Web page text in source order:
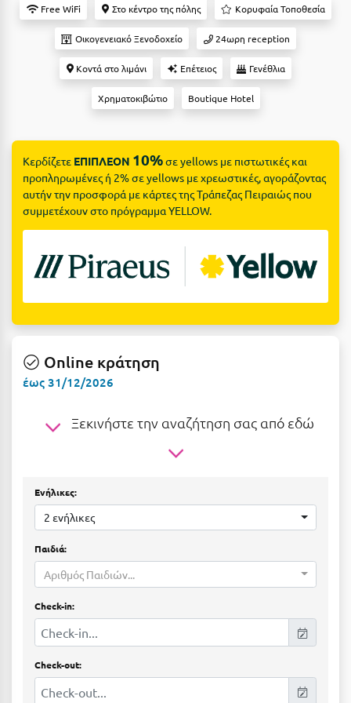
Βόλος
Βραχάτι Κορινθίας
Γαλαξiδι
Γλυφάδα
Γρεβενά
Γύθειο
Δελφοί
Ε
Ελάτη Αρκαδίας
Ελληνικό Αρκαδίας
Ερμιόνη
Ευρυτανία
Ζαγοροχώρια
Ζάκυνθος
Δες όλες τις προσφορές
Δες όλα τα πακέτα διακοπών
Free WiFi Στο κέντρο της πόλης Κορυφαία Τοποθεσία
Οικογενειακό Ξενοδοχείο 24ωρη reception
Κοντά στο λιμάνι Επέτειος Γενέθλια
Χρηματοκιβώτιο Boutique Hotel
Κερδίζετε ΕΠΙΠΛΕΟΝ 10%σε yellows με πιστωτικές και
προπληρωμένες ή 2% σε yellows με χρεωστικές, αγοράζοντας
αυτήν την προσφορά με κάρτες της Τράπεζας Πειραιώς που
συμμετέχουν στο πρόγραμμα YELLOW.
Online κράτηση
έως 31/12/2026
Ξεκινήστε την αναζήτηση σας από εδώ
Ενήλικες:
2 ενήλικες
Παιδιά:
Αριθμός Παιδιών...
Check-in:
Check-out: